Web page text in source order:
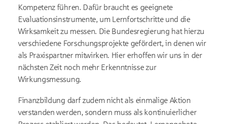
Kompetenz führen. Dafür braucht es geeignete
Evaluationsinstrumente, um Lernfortschritte und die
Wirksamkeit zu messen. Die Bundesregierung hat hierzu
verschiedene Forschungsprojekte gefördert, in denen wir
als Praxispartner mitwirken. Hier erhoffen wir uns in der
nächsten Zeit noch mehr Erkenntnisse zur
Wirkungsmessung.
Finanzbildung darf zudem nicht als einmalige Aktion
verstanden werden, sondern muss als kontinuierlicher